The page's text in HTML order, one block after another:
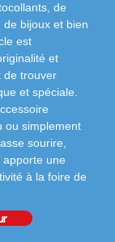
de
bijoux et bien
est
et
de trouver
et spéciale.
ou simplement
sourire,
apporte une
à la foire de